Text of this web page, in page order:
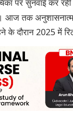
तक अनुशासनात्मक
के दौरान 2025 में